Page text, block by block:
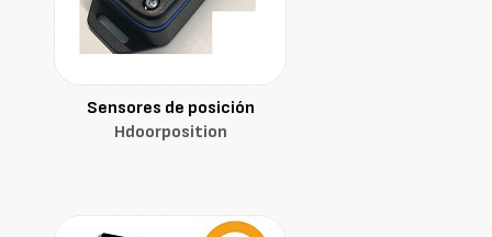
Sensores de posición
Hdoorposition